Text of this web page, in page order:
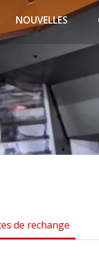
NOUVELLES
de rechange